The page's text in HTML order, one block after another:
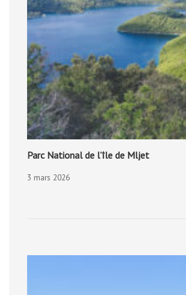
Parc National de l’île de Mljet
3 mars 2026